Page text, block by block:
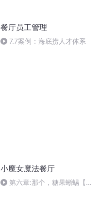
餐厅员工管理
7.7案例：海底捞人才体系
小魔女魔法餐厅
第六章:那个，糖果蜥蜴【糖